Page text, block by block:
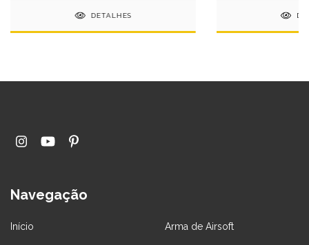
DETALHES
Navegação
Início Arma de Airsoft